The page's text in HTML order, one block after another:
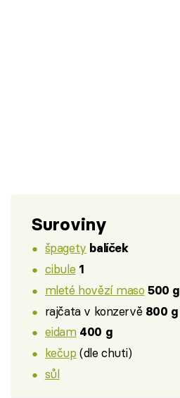
Suroviny
špagety balíček
cibule 1
mleté hovězí maso 500 g
rajčata v konzervě 800 g
eidam 400 g
kečup (dle chuti)
sůl